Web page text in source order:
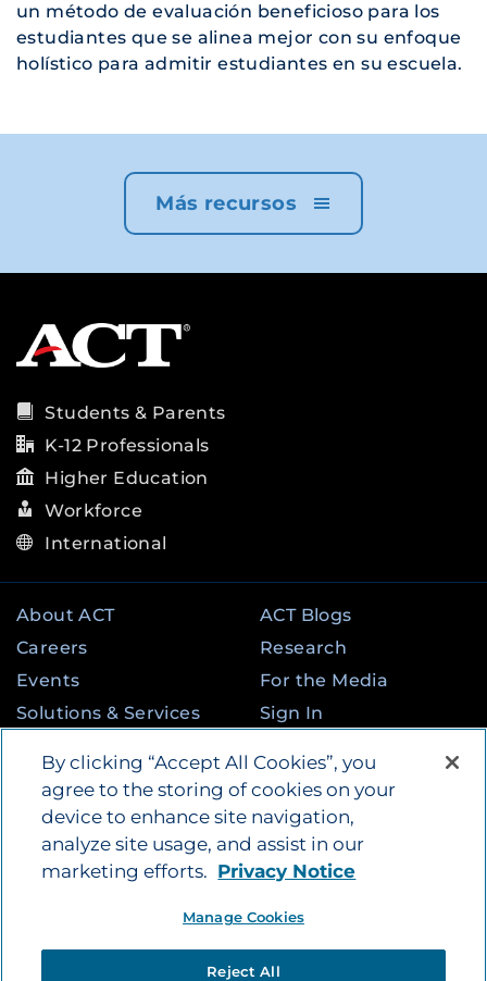
un método de evaluación beneficioso para los
estudiantes que se alinea mejor con su enfoque
holístico para admitir estudiantes en su escuela.
Más recursos
Students & Parents
K-12 Professionals
Higher Education
Workforce
International
About ACT
Careers
Events
Solutions & Services
Programs
ACT Blogs
Research
For the Media
Sign In
2026by ACT Education Corp. All rights
reserved.Terms of Use
Facebook
LinkedIn
YouTube
Vendors | Report Cheating
By clicking “Accept All Cookies”, you
agree to the storing of cookies on your
device to enhance site navigation,
analyze site usage, and assist in our
marketing efforts. Privacy Notice
Manage Cookies
Reject All